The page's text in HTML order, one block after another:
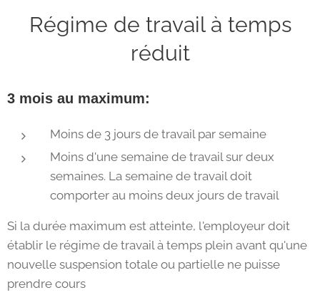
Régime de travail à temps
réduit
3 mois au maximum:
Moins de 3 jours de travail par semaine
Moins d'une semaine de travail sur deux
semaines. La semaine de travail doit
comporter au moins deux jours de travail
Si la durée maximum est atteinte, l'employeur doit
établir le régime de travail à temps plein avant qu'une
nouvelle suspension totale ou partielle ne puisse
prendre cours